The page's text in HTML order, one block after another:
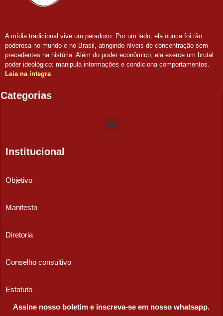
A mídia tradicional vive um paradoxo. Por um lado, ela nunca foi tão
poderosa no mundo e no Brasil, atingindo níveis de concentração sem
precedentes na história. Além do poder econômico, ela exerce um brutal
poder ideológico: manipula informações e condiciona comportamentos.
Leia na íntegra
Categorias
Institucional
Objetivo
Manifesto
Diretoria
Conselho consultivo
Estatuto
Assine nosso boletim e inscreva-se em nosso whatsapp.